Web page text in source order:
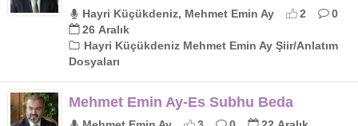
Hayri Küçükdeniz, Mehmet Emin Ay 2
0
26 Aralık
Hayri Küçükdeniz Mehmet Emin Ay Şiir/Anlatım
Dosyaları
Mehmet Emin Ay-Es Subhu Beda